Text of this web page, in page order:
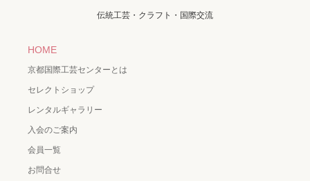
伝統工芸・クラフト・国際交流
HOME
京都国際工芸センターとは
セレクトショップ
レンタルギャラリー
入会のご案内
会員一覧
お問合せ